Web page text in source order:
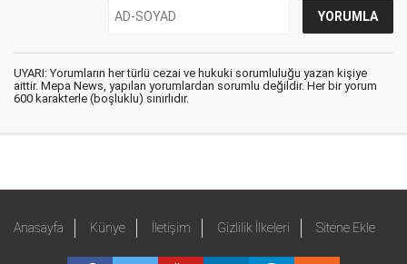
UYARI: Yorumların her türlü cezai ve hukuki sorumluluğu yazan kişiye
aittir. Mepa News, yapılan yorumlardan sorumlu değildir. Her bir yorum
600 karakterle (boşluklu) sınırlıdır.
Anasayfa Künye İletişim Gizlilik İlkeleri Sitene Ekle